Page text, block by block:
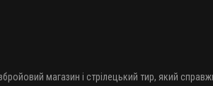
магазин і стрілецький тир, який